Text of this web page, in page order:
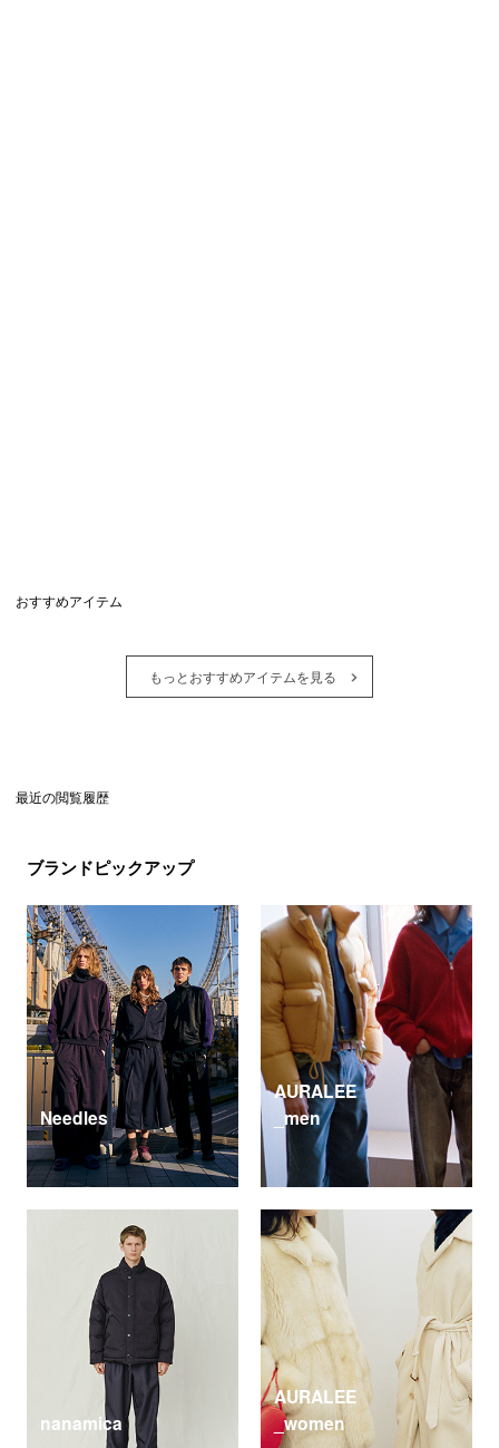
おすすめアイテム
もっとおすすめアイテムを見る
最近の閲覧履歴
ブランドピックアップ
Needles
AURALEE
_men
nanamica
AURALEE
_women